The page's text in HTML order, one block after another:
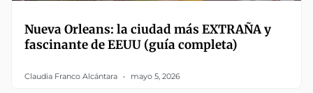
Nueva Orleans: la ciudad más EXTRAÑA y
fascinante de EEUU (guía completa)
Claudia Franco Alcántara mayo 5, 2026